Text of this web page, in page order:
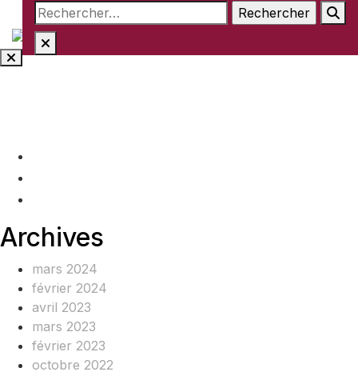
Aller
au
contenu
Rechercher :
Archives
mars 2024
février 2024
avril 2023
mars 2023
février 2023
octobre 2022